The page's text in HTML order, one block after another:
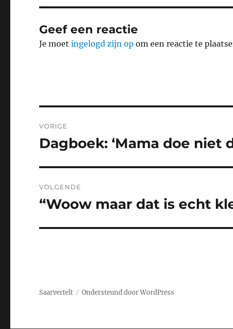
Geef een reactie
Je moetingelogd zijn op om een reactie te
navigatie
VORIGE
Vorig
Dagboek: ‘Mama doe niet
VOLGENDE
Volgend
“Woow maar dat is echt
Saarvertelt Ondersteund door WordPress